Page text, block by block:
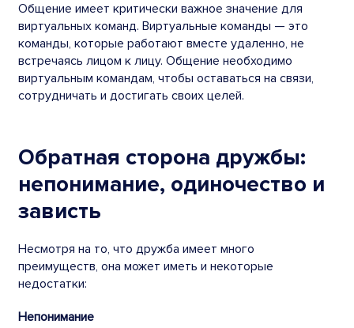
Общение имеет критически важное значение для
виртуальных команд. Виртуальные команды — это
команды, которые работают вместе удаленно, не
встречаясь лицом к лицу. Общение необходимо
виртуальным командам, чтобы оставаться на связи,
сотрудничать и достигать своих целей.
Обратная сторона дружбы:
непонимание, одиночество и
зависть
Несмотря на то, что дружба имеет много
преимуществ, она может иметь и некоторые
недостатки:
Непонимание